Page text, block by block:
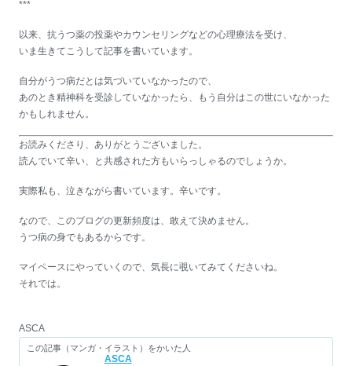
***
以来、抗うつ薬の投薬やカウンセリングなどの心理療法を受け、
いま生きてこうして記事を書いています。
自分がうつ病だとは気づいていなかったので、
あのとき精神科を受診していなかったら、もう自分はこの世にいなかった
かもしれません。
お読みくださり、ありがとうございました。
読んでいて辛い、と共感された方もいらっしゃるのでしょうか。
実際私も、泣きながら書いています。辛いです。
なので、このブログの更新頻度は、敢えて決めません。
うつ病の身でもあるからです。
マイペースにやっていくので、気長に覗いてみてくださいね。
それでは。
ASCA
この記事（マンガ・イラスト）をかいた人
ASCA